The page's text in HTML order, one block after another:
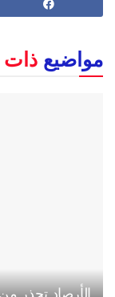
مواضيع
الأرصاد تحذر